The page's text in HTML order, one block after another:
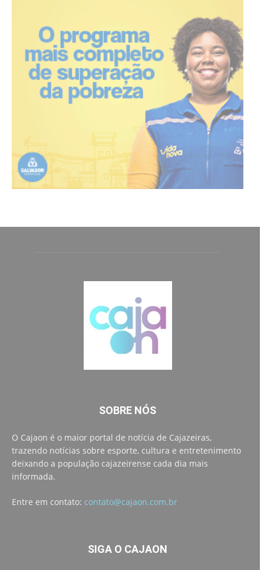
SOBRE NÓS
O Cajaon é o maior portal de notícia de Cajazeiras,
trazendo notícias sobre esporte, cultura e entretenimento
deixando a população cajazeirense cada dia mais
informada.
Entre em contato: contato@cajaon.com.br
SIGA O CAJAON